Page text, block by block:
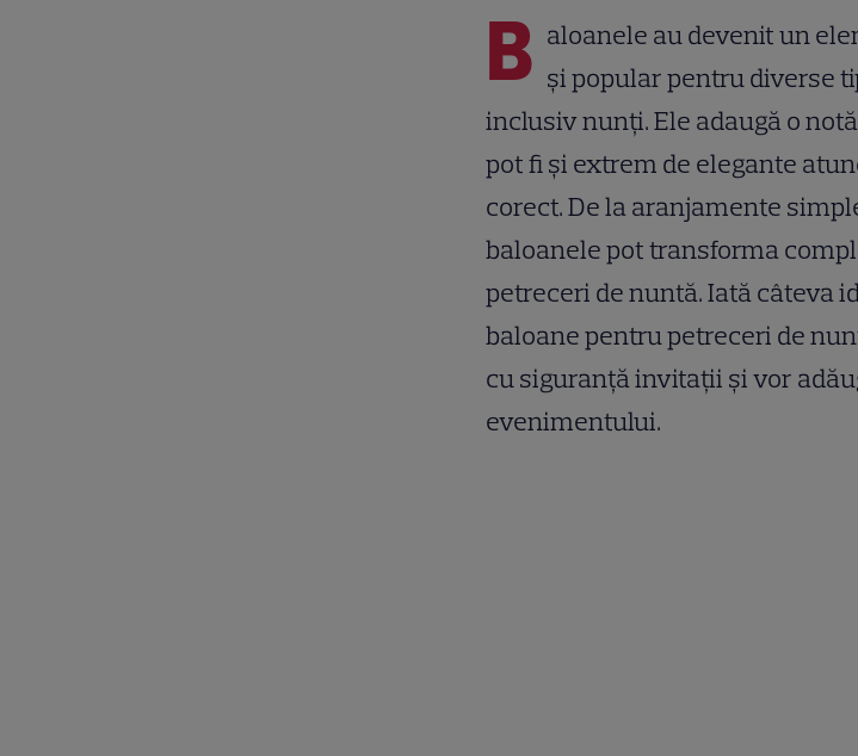
B aloanele au devenit un
și popular pentru diverse
inclusiv nunți. Ele adaugă o
pot fi și extrem de elegante
corect. De la aranjamente
baloanele pot transforma
petreceri de nuntă. Iată câteva
baloane pentru petreceri de
cu siguranță invitații și vor
evenimentului.